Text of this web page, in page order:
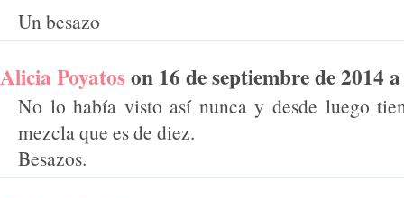
Un besazo
Alicia Poyatoson 16 de septiembre de 2014
No lo había visto así nunca y desde luego
mezcla que es de diez.
Besazos.